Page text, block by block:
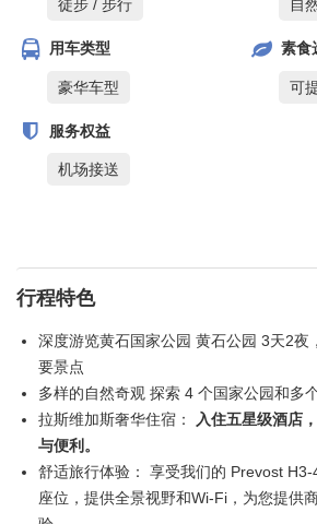
徒步 / 步行 自
用车类型
豪华车型
素食
可
服务权益
机场接送
行程特色
深度游览黄石国家公园 黄石公园 3天2夜
要景点
多样的自然奇观 探索 4 个国家公园和多
拉斯维加斯奢华住宿：
入住五星级酒店
与便利。
舒适旅行体验： 享受我们的 Prevost
座位，提供全景视野和Wi-Fi，为您提供